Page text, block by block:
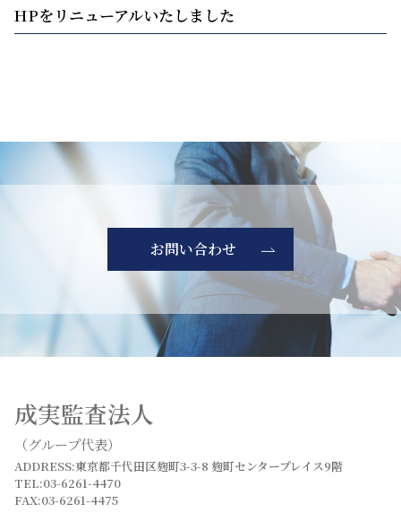
HPをリニューアルいたしました
お問い合わせ
成実監査法人
（グループ代表）
ADDRESS:東京都千代田区麹町3-3-8 麹町センタープレイス9階
TEL:03-6261-4470
FAX:03-6261-4475